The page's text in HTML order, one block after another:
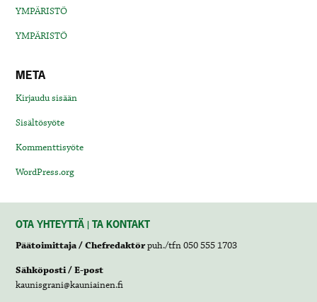
YMPÄRISTÖ
YMPÄRISTÖ
META
Kirjaudu sisään
Sisältösyöte
Kommenttisyöte
WordPress.org
OTA YHTEYTTÄ | TA KONTAKT
Päätoimittaja / Chefredaktörpuh./tfn 050 555 1703
Sähköposti / E-post
kaunisgrani@kauniainen.fi